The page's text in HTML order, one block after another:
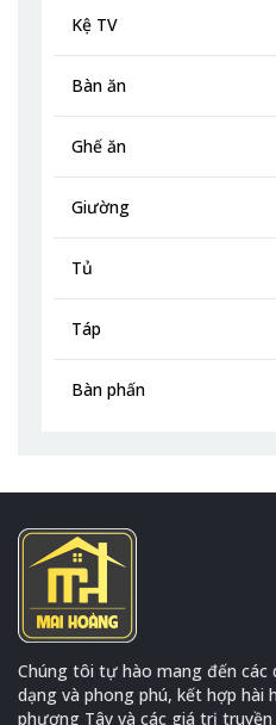
Kệ TV
Bàn ăn
Ghế ăn
Giường
Tủ
Táp
Bàn phấn
Chúng tôi tự hào mang đến các
dạng và phong phú, kết hợp hài
phương Tây và các giá trị